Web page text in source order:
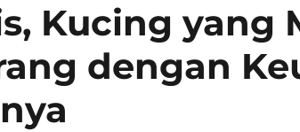
Kucing yang
dengan